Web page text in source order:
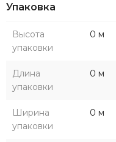
Упаковка
Высота
упаковки
0 м
Длина
упаковки
0 м
Ширина
упаковки
0 м